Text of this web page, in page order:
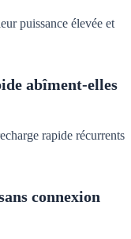
puissance élevée et
abîment-elles
rapide récurrents
connexion